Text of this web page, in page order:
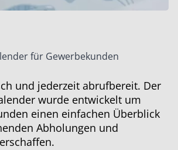
für Gewerbekunden
und jederzeit abrufbereit. Der
wurde entwickelt um
einen einfachen Überblick
Abholungen und